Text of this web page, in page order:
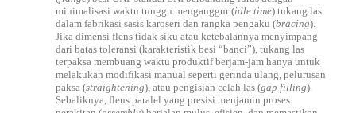
minimalisasi waktu tunggu menganggur (idle time) tukang las
dalam fabrikasi sasis karoseri dan rangka pengaku (bracing).
Jika dimensi flens tidak siku atau ketebalannya menyimpang
dari batas toleransi (karakteristik besi “banci”), tukang las
terpaksa membuang waktu produktif berjam-jam hanya untuk
melakukan modifikasi manual seperti gerinda ulang, pelurusan
paksa (straightening), atau pengisian celah las (gap filling).
Sebaliknya, flens paralel yang presisi menjamin proses